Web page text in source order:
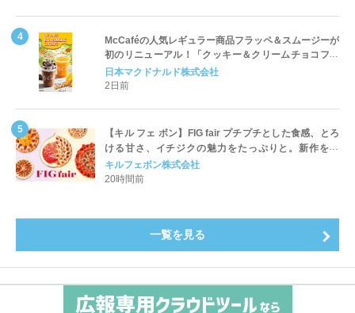
McCaféの人気レギュラー商品フラッペ＆スムージーが
初のリニューアル！「クッキー＆クリームチョコフラ
ッペ」「マンゴースムージー」8月5日（水）から販売
開始
日本マクドナルド株式会社
2日前
【キル フェ ボン】FIG fair プチプチとした食感、とろ
ける甘さ、イチジクの魅力をたっぷりと。新作を含
め、イチジク尽くしの全4種が登場8月20日（木）スタ
ート
キルフェボン株式会社
20時間前
一覧を見る